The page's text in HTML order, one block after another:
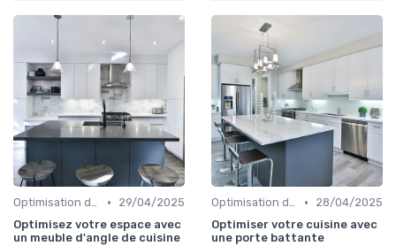
Optimisation de l'Espace •
29/04/2025
Optimisez votre espace avec
un meuble d'angle de cuisine
Optimisation de l'Espace •
28/04/2025
Optimiser votre cuisine avec
une porte battante